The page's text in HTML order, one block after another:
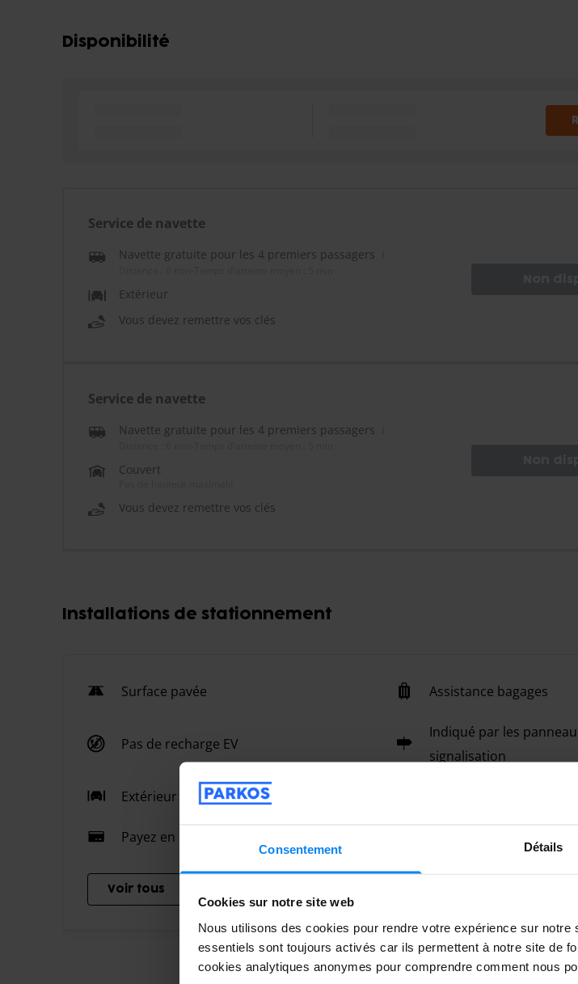
Consentement Détails
Cookies sur notre site web
Nous utilisons des cookies pour rendre votre expérience sur
essentiels sont toujours activés car ils permettent à notre site de
cookies analytiques anonymes pour comprendre comment nous
Disponibilité
Service de navette
Navette gratuite pour les 4 premiers passagers
Extérieur
Vous devez remettre vos clés
Service de navette
Navette gratuite pour les 4 premiers passagers
Couvert
Vous devez remettre vos clés
Installations de stationnement
Surface pavée Assistance bagages
Pas de recharge EV
Indiqué par les
signalisation
Extérieur
Payez en ligne
Voir tous